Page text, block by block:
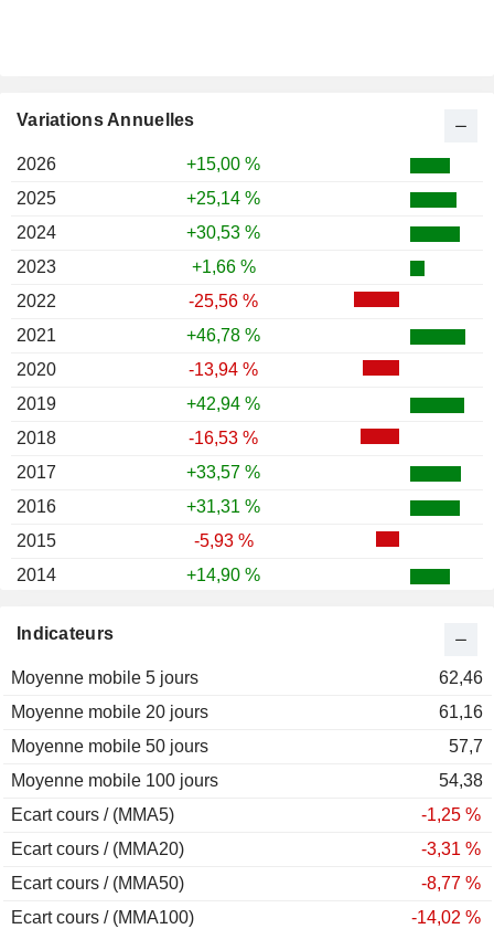
Indicateurs
Moyenne mobile 5 jours
62,46
Moyenne mobile 20 jours
61,16
Moyenne mobile 50 jours
57,7
Moyenne mobile 100 jours
54,38
Ecart cours / (MMA5)
-1,25 %
Ecart cours / (MMA20)
-3,31 %
Ecart cours / (MMA50)
-8,77 %
Ecart cours / (MMA100)
-14,02 %
Variations Annuelles
2026
+15,00 %
2025
+25,14 %
2024
+30,53 %
2023
+1,66 %
2022
-25,56 %
2021
+46,78 %
2020
-13,94 %
2019
+42,94 %
2018
-16,53 %
2017
+33,57 %
2016
+31,31 %
2015
-5,93 %
2014
+14,90 %
2012
2011
-58,32 %
2010
-11,42 %
2009
+6,96 %
2008
-65,87 %
2007
2006
2005
2004
+16,85 %